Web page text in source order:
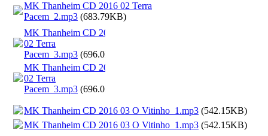
MK Thanheim CD 2016 02 Terra
Pacem_2.mp3 (683.79KB)
MK Thanheim CD 2016
02 Terra
Pacem_3.mp3 (696.0KB)
MK Thanheim CD 2016
02 Terra
Pacem_3.mp3 (696.0KB)
MK Thanheim CD 2016 03 O Vitinho_1.mp3 (542.15KB)
MK Thanheim CD 2016 03 O Vitinho_1.mp3 (542.15KB)